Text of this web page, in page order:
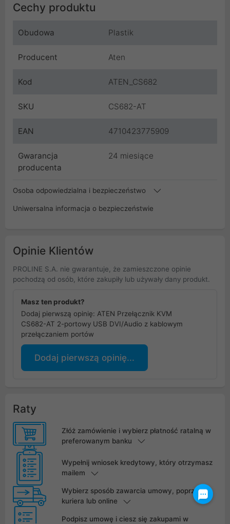
Cechy produktu
Obudowa Plastik
Producent Aten
Kod ATEN_CS682
SKU CS682-AT
EAN 4710423775909
Gwarancja
producenta
24 miesiące
Osoba odpowiedzialna i bezpieczeństwo
Uniwersalna informacja o bezpieczeństwie
Opinie Klientów
PROLINE S.A. nie gwarantuje, że zamieszczone opinie
pochodzą od osób, które zakupiły lub używały dany produkt.
Masz ten produkt?
Dodaj pierwszą opinię: ATEN Przełącznik KVM
CS682-AT 2-portowy USB DVI/Audio z kablowym
przełączaniem portów
Dodaj pierwszą opinię...
Raty
Złóż zamówienie i wybierz płatność ratalną w
preferowanym banku
Wypełnij wniosek kredytowy, który otrzymasz
mailem
Wybierz sposób zawarcia umowy, poprzez
kuriera lub online
Podpisz umowę i ciesz się zakupami w